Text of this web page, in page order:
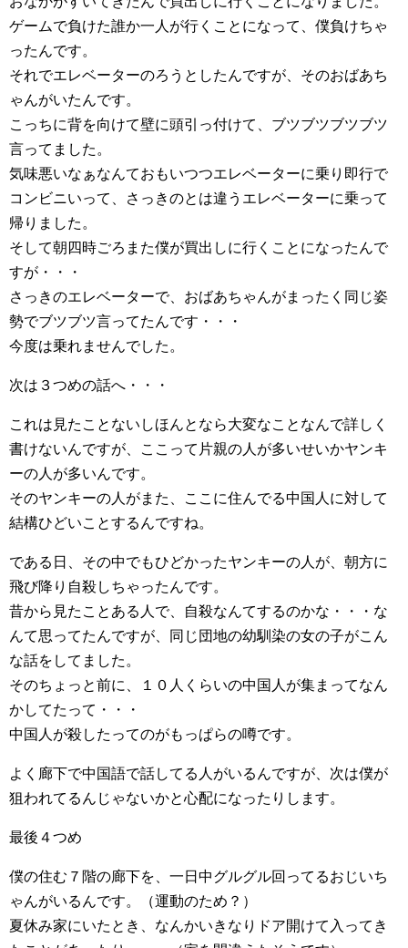
ゲームで負けた誰か一人が行くことになって、僕負けちゃ
ったんです。
それでエレベーターのろうとしたんですが、そのおばあち
ゃんがいたんです。
こっちに背を向けて壁に頭引っ付けて、ブツブツブツブツ
言ってました。
気味悪いなぁなんておもいつつエレベーターに乗り即行で
コンビニいって、さっきのとは違うエレベーターに乗って
帰りました。
そして朝四時ごろまた僕が買出しに行くことになったんで
すが・・・
さっきのエレベーターで、おばあちゃんがまったく同じ姿
勢でブツブツ言ってたんです・・・
今度は乗れませんでした。
次は３つめの話へ・・・
これは見たことないしほんとなら大変なことなんで詳しく
書けないんですが、ここって片親の人が多いせいかヤンキ
ーの人が多いんです。
そのヤンキーの人がまた、ここに住んでる中国人に対して
結構ひどいことするんですね。
である日、その中でもひどかったヤンキーの人が、朝方に
飛び降り自殺しちゃったんです。
昔から見たことある人で、自殺なんてするのかな・・・な
んて思ってたんですが、同じ団地の幼馴染の女の子がこん
な話をしてました。
そのちょっと前に、１０人くらいの中国人が集まってなん
かしてたって・・・
中国人が殺したってのがもっぱらの噂です。
よく廊下で中国語で話してる人がいるんですが、次は僕が
狙われてるんじゃないかと心配になったりします。
最後４つめ
僕の住む７階の廊下を、一日中グルグル回ってるおじいち
ゃんがいるんです。（運動のため？）
夏休み家にいたとき、なんかいきなりドア開けて入ってき